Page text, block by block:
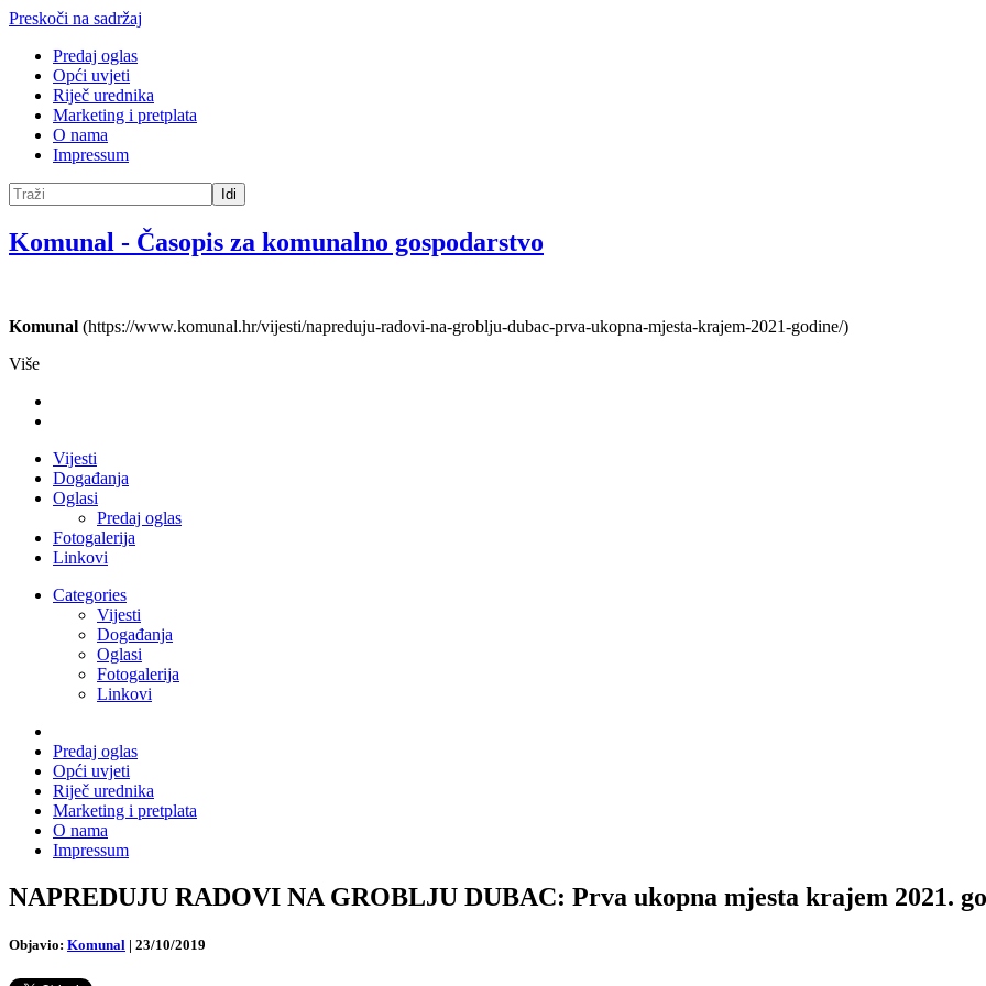
Preskoči na sadržaj
Predaj oglas
Opći uvjeti
Riječ urednika
Marketing i pretplata
O nama
Impressum
Idi
Komunal - Časopis za komunalno gospodarstvo
Komunal (https://www.komunal.hr/vijesti/napreduju-radovi-na-groblju-dubac-prva-ukopna-mjesta-krajem-2021-godine/)
Više
Vijesti
Događanja
Oglasi
Predaj oglas
Fotogalerija
Linkovi
Categories
Vijesti
Događanja
Oglasi
Fotogalerija
Linkovi
Predaj oglas
Opći uvjeti
Riječ urednika
Marketing i pretplata
O nama
Impressum
NAPREDUJU RADOVI NA GROBLJU DUBAC: Prva ukopna mjesta krajem 2021.
Objavio: Komunal | 23/10/2019